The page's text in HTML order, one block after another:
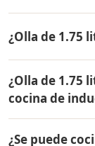
conocer el
facilidades de
Ware a Talara,
entrega.
¿Olla de 1.75
vida contra
productos Rena
inoxidable
¿Olla de 1.75
cocina de
¿Se puede